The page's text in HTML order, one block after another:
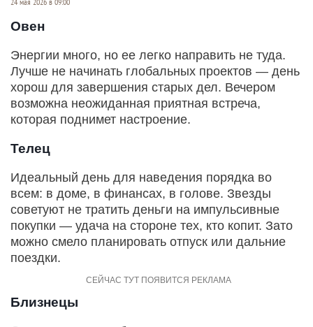
Овен
Энергии много, но ее легко направить не туда.
Лучше не начинать глобальных проектов — день
хорош для завершения старых дел. Вечером
возможна неожиданная приятная встреча,
которая поднимет настроение.
Телец
Идеальный день для наведения порядка во
всем: в доме, в финансах, в голове. Звезды
советуют не тратить деньги на импульсивные
покупки — удача на стороне тех, кто копит. Зато
можно смело планировать отпуск или дальние
поездки.
Близнецы